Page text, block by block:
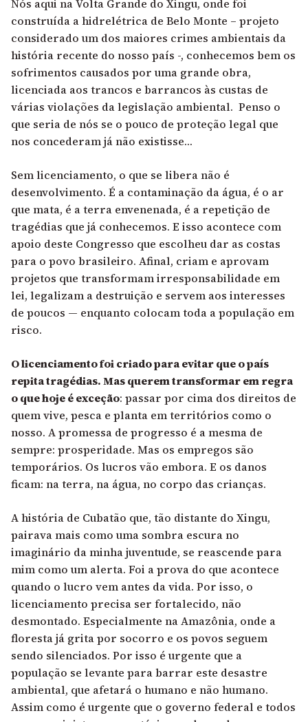
Nós aqui na Volta Grande do Xingu, onde foi
construída a hidrelétrica de Belo Monte – projeto
considerado um dos maiores crimes ambientais da
história recente do nosso país -, conhecemos bem os
sofrimentos causados por uma grande obra,
licenciada aos trancos e barrancos às custas de
várias violações da legislação ambiental. Penso o
que seria de nós se o pouco de proteção legal que
nos concederam já não existisse…
Sem licenciamento, o que se libera não é
desenvolvimento. É a contaminação da água, é o ar
que mata, é a terra envenenada, é a repetição de
tragédias que já conhecemos. E isso acontece com
apoio deste Congresso que escolheu dar as costas
para o povo brasileiro. Afinal, criam e aprovam
projetos que transformam irresponsabilidade em
lei, legalizam a destruição e servem aos interesses
de poucos — enquanto colocam toda a população em
risco.
O licenciamento foi criado para evitar que o país
repita tragédias. Mas querem transformar em regra
o que hoje é exceção: passar por cima dos direitos de
quem vive, pesca e planta em territórios como o
nosso. A promessa de progresso é a mesma de
sempre: prosperidade. Mas os empregos são
temporários. Os lucros vão embora. E os danos
ficam: na terra, na água, no corpo das crianças.
A história de Cubatão que, tão distante do Xingu,
pairava mais como uma sombra escura no
imaginário da minha juventude, se reascende para
mim como um alerta. Foi a prova do que acontece
quando o lucro vem antes da vida. Por isso, o
licenciamento precisa ser fortalecido, não
desmontado. Especialmente na Amazônia, onde a
floresta já grita por socorro e os povos seguem
sendo silenciados. Por isso é urgente que a
população se levante para barrar este desastre
ambiental, que afetará o humano e não humano.
Assim como é urgente que o governo federal e todos